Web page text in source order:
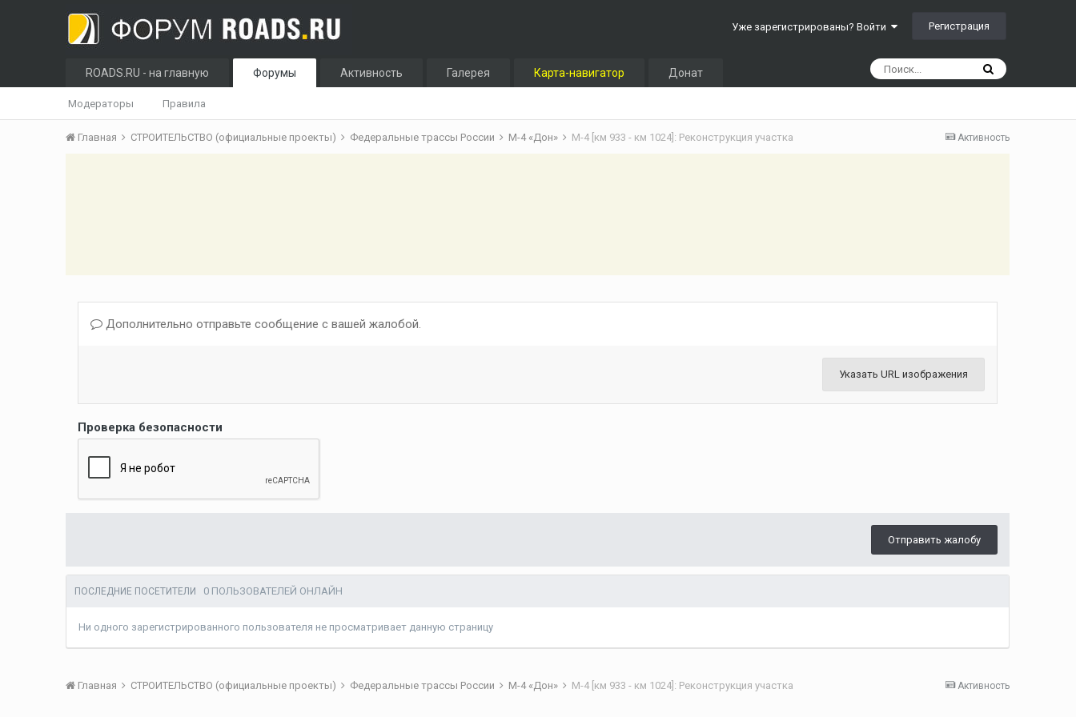
Уже зарегистрированы? Войти Регистрация
ROADS.RU - на главную Форумы
Модераторы Правила
Активность Галерея Карта-навигатор Донат
Активность
Главная СТРОИТЕЛЬСТВО (официальные проекты) Федеральные трассы России М-4 «Дон» М-4 [км 933 - км 1024]: Реконструкция участка
Дополнительно отправьте сообщение с вашей жалобой.
Указать URL изображения
Проверка безопасности
Отправить жалобу
ПОСЛЕДНИЕ ПОСЕТИТЕЛИ 0 ПОЛЬЗОВАТЕЛЕЙ ОНЛАЙН
Ни одного зарегистрированного пользователя не просматривает данную страницу
Активность
Главная СТРОИТЕЛЬСТВО (официальные проекты) Федеральные трассы России М-4 «Дон» М-4 [км 933 - км 1024]: Реконструкция участка